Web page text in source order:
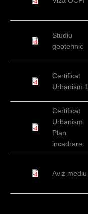
Studiu
geotehnic
Certificat
Urbanism 1
Certificat
Urbanism
Plan
incadrare
Aviz mediu